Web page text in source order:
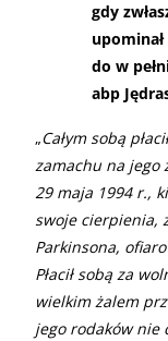
gdy
do w
abp
„Całym sobą
zamachu na jego
29 maja 1994 r.,
swoje cierpienia,
Parkinsona,
Płacił sobą za
wielkim żalem
jego rodaków nie